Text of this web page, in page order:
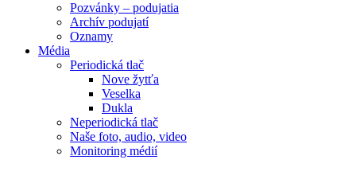
Pozvánky – podujatia
Archív podujatí
Oznamy
Média
Periodická tlač
Nove žytťa
Veselka
Dukla
Neperiodická tlač
Naše foto, audio, video
Monitoring médií